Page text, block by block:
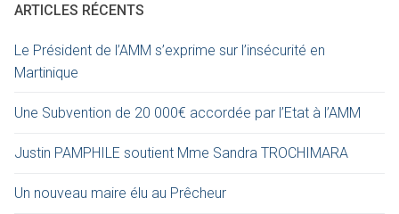
ARTICLES RÉCENTS
Le Président de l’AMM s’exprime sur l’insécurité en
Martinique
Une Subvention de 20 000€ accordée par l’Etat à l’AMM
Justin PAMPHILE soutient Mme Sandra TROCHIMARA
Un nouveau maire élu au Prêcheur